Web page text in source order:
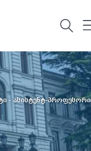
- ასისტენტ-პროფესორი